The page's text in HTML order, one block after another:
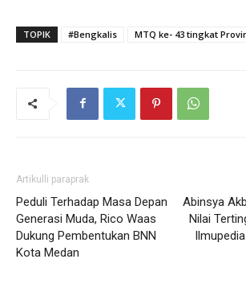
TOPIK #Bengkalis MTQ ke- 43 tingkat
Artikulli paraprak
Peduli Terhadap Masa Depan
Generasi Muda, Rico Waas
Dukung Pembentukan BNN
Kota Medan
Abinsya
Nilai